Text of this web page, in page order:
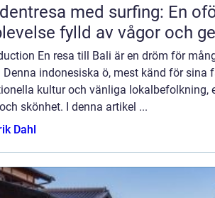
med surfing: En
fylld av vågor och
En resa till Bali är en dröm för
Denna indonesiska ö, mest känd för sina
kultur och vänliga lokalbefolkning,
skönhet. I denna artikel ...
Dahl